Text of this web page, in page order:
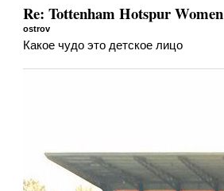
Re: Tottenham Hotspur Women
ostrov
Какое чудо это детское лицо